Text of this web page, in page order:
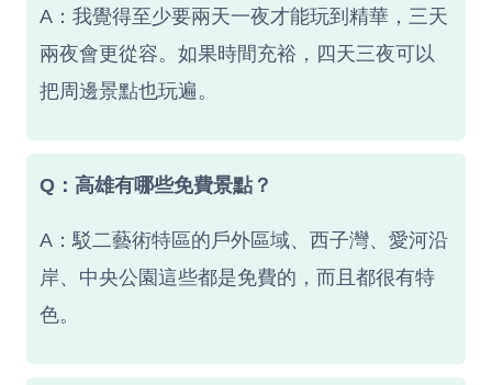
A：我覺得至少要兩天一夜才能玩到精華，三天
兩夜會更從容。如果時間充裕，四天三夜可以
把周邊景點也玩遍。
Q：高雄有哪些免費景點？
A：駁二藝術特區的戶外區域、西子灣、愛河沿
岸、中央公園這些都是免費的，而且都很有特
色。